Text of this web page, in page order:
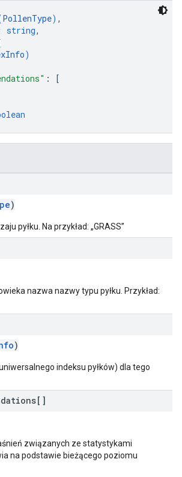
PollenType) ,
string,
)
:
[
)
pyłku. Na przykład: „GRASS”
nazwa nazwy typu pyłku. Przykład:
)
indeksu pyłków) dla tego
związanych ze statystykami
na podstawie bieżącego poziomu